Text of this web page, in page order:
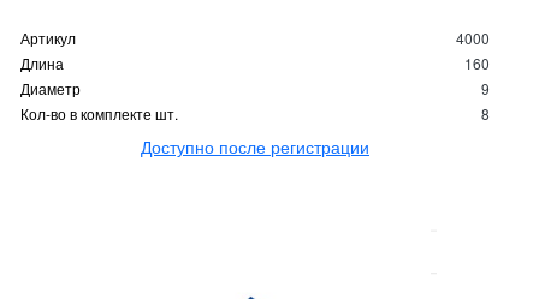
Артикул
4000
Длина
160
Диаметр
9
Кол-во в комплекте шт.
8
Доступно после регистрации